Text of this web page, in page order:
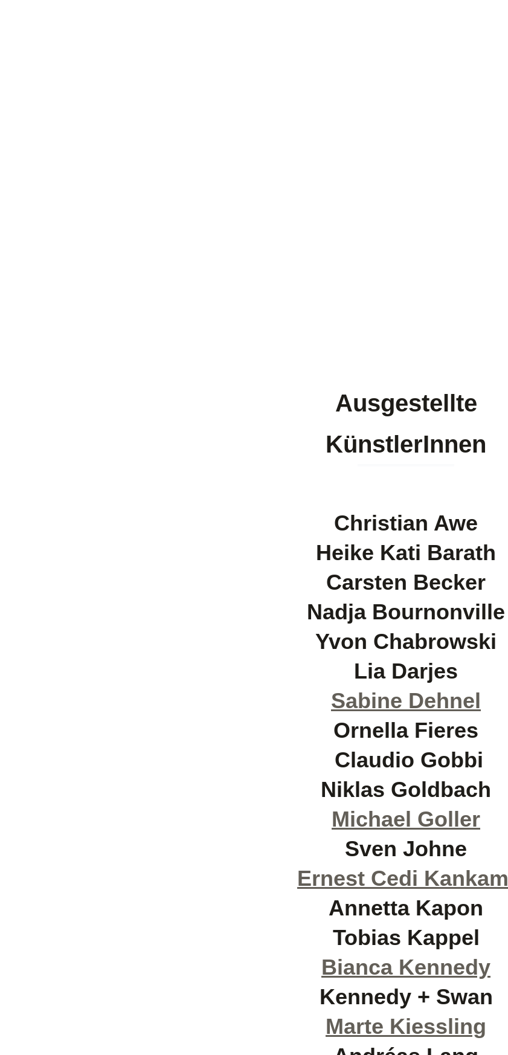
Ausgestellte
KünstlerInnen
Christian Awe
Heike Kati Barath
Carsten Becker
Nadja Bournonville
Yvon Chabrowski
Lia Darjes
Sabine Dehnel
Ornella Fieres
Claudio Gobbi
Niklas Goldbach
Michael Goller
Sven Johne
Ernest Cedi Kankam
Annetta Kapon
Tobias Kappel
Bianca Kennedy
Kennedy + Swan
Marte Kiessling